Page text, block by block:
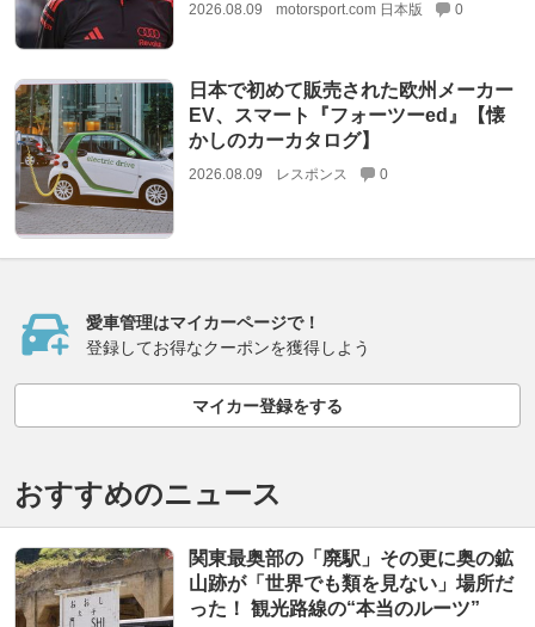
2026.08.09 motorsport.com 日本版 0
日本で初めて販売された欧州メーカー
EV、スマート『フォーツーed』【懐
かしのカーカタログ】
2026.08.09 レスポンス 0
愛車管理はマイカーページで！
登録してお得なクーポンを獲得しよう
マイカー登録をする
おすすめのニュース
関東最奥部の「廃駅」その更に奥の鉱
山跡が「世界でも類を見ない」場所だ
った！ 観光路線の“本当のルーツ”